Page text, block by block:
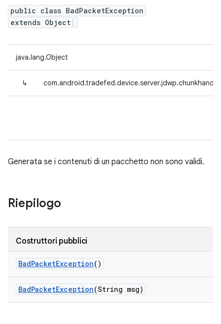
public class BadPacketException
extends Object
java.lang.Object
↳
Generata se i contenuti di un pacchetto non sono validi.
Riepilogo
Costruttori pubblici
BadPacketException()
BadPacketException(String msg)